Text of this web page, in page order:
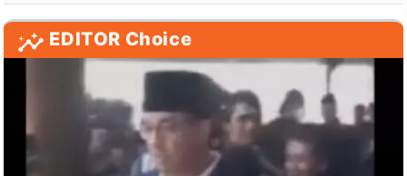
EDITOR Choice